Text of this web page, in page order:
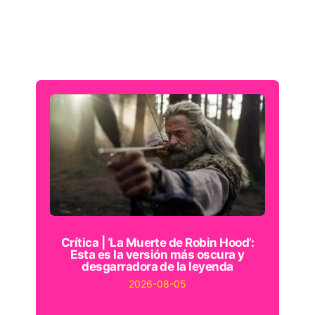
Crítica | ‘La Muerte de Robin Hood’:
Esta es la versión más oscura y
desgarradora de la leyenda
2026-08-05